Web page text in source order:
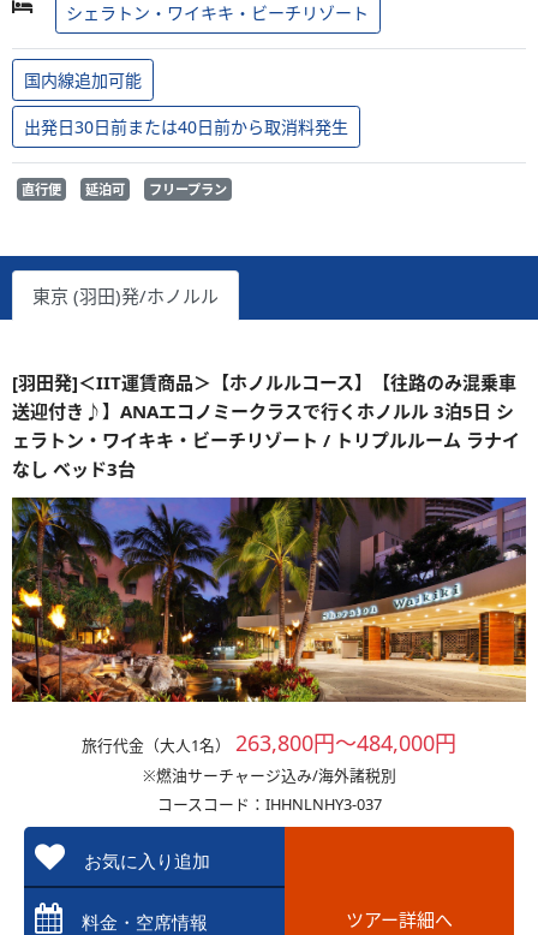
シェラトン・ワイキキ・ビーチリゾート
国内線追加可能
出発日30日前または40日前から取消料発生
直行便 延泊可 フリープラン
東京 (羽田)発/ホノルル
[羽田発]＜IIT運賃商品＞【ホノルルコース】【往路のみ混乗車
送迎付き♪】ANAエコノミークラスで行くホノルル 3泊5日 シ
ェラトン・ワイキキ・ビーチリゾート / トリプルルーム ラナイ
なし ベッド3台
旅行代金（大人1名） 263,800円～484,000円
※燃油サーチャージ込み/海外諸税別
コースコード：IHHNLNHY3-037
お気に入り追加
料金・空席情報 ツアー詳細へ